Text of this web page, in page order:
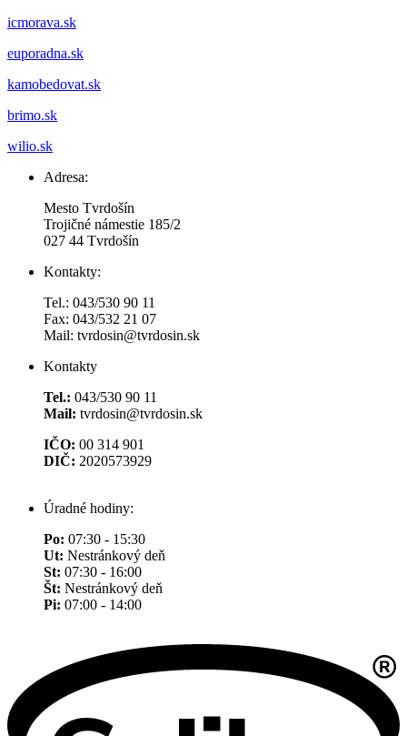
icmorava.sk
euporadna.sk
kamobedovat.sk
brimo.sk
wilio.sk
Adresa:
Mesto Tvrdošín
Trojičné námestie 185/2
027 44 Tvrdošín
Kontakty:
Tel.: 043/530 90 11
Fax: 043/532 21 07
Mail: tvrdosin@tvrdosin.sk
Kontakty
Tel.: 043/530 90 11
Mail: tvrdosin@tvrdosin.sk
IČO: 00 314 901
DIČ: 2020573929
Úradné hodiny:
Po: 07:30 - 15:30
Ut: Nestránkový deň
St: 07:30 - 16:00
Št: Nestránkový deň
Pi: 07:00 - 14:00